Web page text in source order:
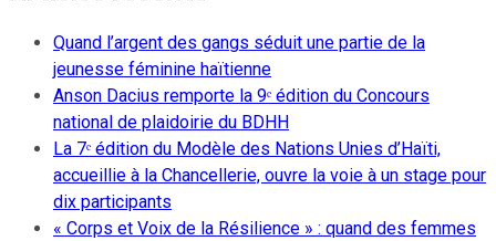
Quand l’argent des gangs séduit une partie de la
jeunesse féminine haïtienne
Anson Dacius remporte la 9ᵉ édition du Concours
national de plaidoirie du BDHH
La 7ᵉ édition du Modèle des Nations Unies d’Haïti,
accueillie à la Chancellerie, ouvre la voie à un stage pour
dix participants
« Corps et Voix de la Résilience » : quand des femmes